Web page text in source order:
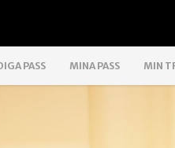
PASS MINA PASS MIN